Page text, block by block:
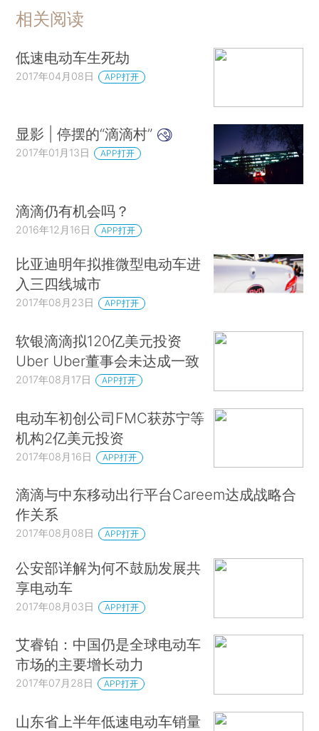
相关阅读
低速电动车生死劫
2017年04月08日 APP打开
显影 | 停摆的“滴滴村”
2017年01月13日 APP打开
滴滴仍有机会吗？
2016年12月16日 APP打开
比亚迪明年拟推微型电动车进
入三四线城市
2017年08月23日 APP打开
软银滴滴拟120亿美元投资
Uber Uber董事会未达成一致
2017年08月17日 APP打开
电动车初创公司FMC获苏宁等
机构2亿美元投资
2017年08月16日 APP打开
滴滴与中东移动出行平台Careem达成战略合
作关系
2017年08月08日 APP打开
公安部详解为何不鼓励发展共
享电动车
2017年08月03日 APP打开
艾睿铂：中国仍是全球电动车
市场的主要增长动力
2017年07月28日 APP打开
山东省上半年低速电动车销量